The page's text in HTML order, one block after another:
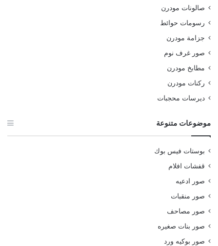
صالونات مودرن
رسومات حوائط
جزامة مودرن
صور غرف نوم
مطابخ مودرن
ركنات مودرن
ديرسات محجبات
موضوعات متنوعة
بوستات فيس بوك
قفشات افلام
صور ادعيه
صور منقبات
صور مصاحف
صور بنات صغيره
صور بوكيه ورد